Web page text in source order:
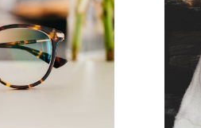
Да
Да